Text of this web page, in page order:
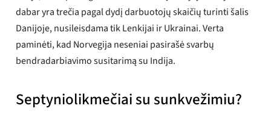
dabar yra trečia pagal dydį darbuotojų skaičių turinti šalis
Danijoje, nusileisdama tik Lenkijai ir Ukrainai. Verta
paminėti, kad Norvegija neseniai pasirašė svarbų
bendradarbiavimo susitarimą su Indija.
Septyniolikmečiai su sunkvežimiu?